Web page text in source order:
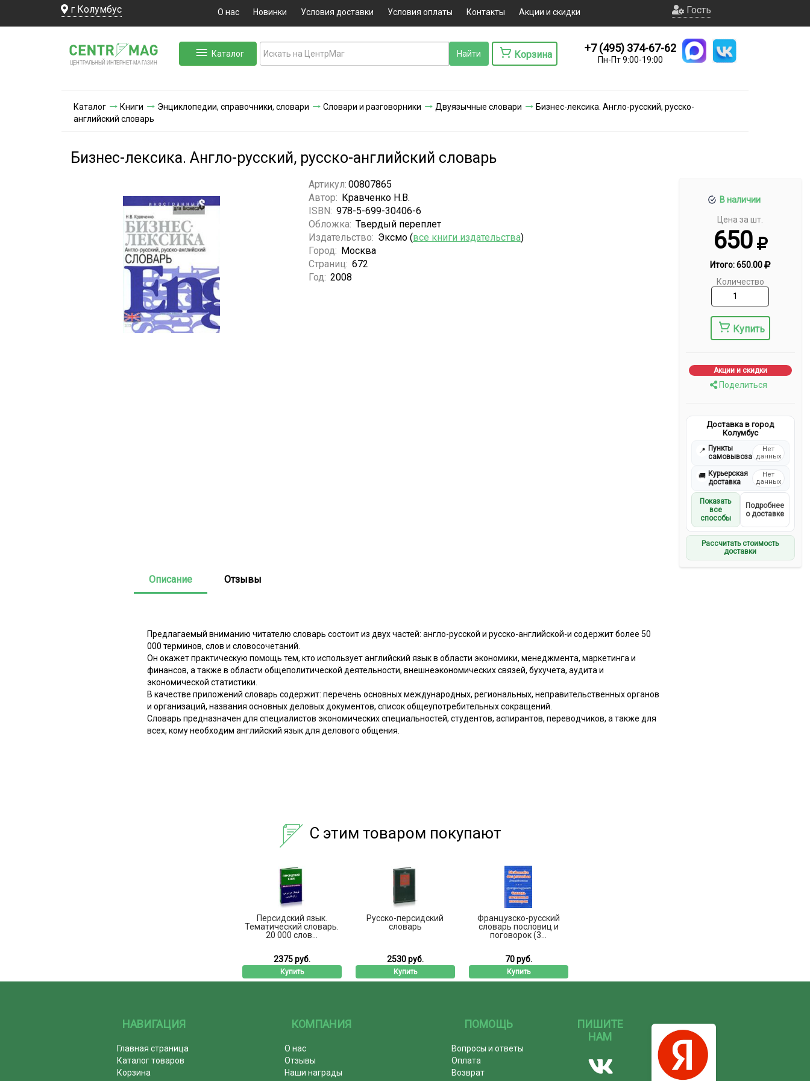
г Колумбус О нас Новинки Условия доставки Условия оплаты Контакты Акции и скидки Гость
ЦЕНТРАЛЬНЫЙ ИНТЕРНЕТ-МА ГАЗИН
Каталог Корзина
+7 (495) 374-67-62
Пн-Пт 9:00-19:00
Каталог Книги Энциклопедии, справочники, словари Словари и разговорники Двуязычные словари
Бизнес-лексика. Англо-русский, русско-
английский словарь
Бизнес-лексика. Англо-русский, русско-английский словарь
В наличии
Цена за шт.
650
Итого:650.00
Количество
Купить
Акции и скидки
Поделиться
Доставка в город
Колумбус
📍 Пункты
самовывоза
Нет
данных
🚚 Курьерская
доставка
Нет
данных
Показать
все
способы
Подробнее
о доставке
Рассчитать стоимость
доставки
Артикул: 00807865
Автор: Кравченко Н.В.
ISBN: 978-5-699-30406-6
Обложка: Твердый переплет
Издательство: Эксмо (все книги издательства)
Город: Москва
Страниц: 672
Год: 2008
Описание Отзывы
Предлагаемый вниманию читателю словарь состоит из двух частей: англо-русской и русско-английской-и содержит более 50
000 терминов, слов и словосочетаний.
Он окажет практическую помощь тем, кто использует английский язык в области экономики, менеджмента, маркетинга и
финансов, а также в области общеполитической деятельности, внешнеэкономических связей, бухучета, аудита и
экономической статистики.
В качестве приложений словарь содержит: перечень основных международных, региональных, неправительственных органов
и организаций, названия основных деловых документов, список общеупотребительных сокращений.
Словарь предназначен для специалистов экономических специальностей, студентов, аспирантов, переводчиков, а также для
всех, кому необходим английский язык для делового общения.
С этим товаром покупают
Персидский язык.
Тематический словарь.
20 000 слов...
2375 руб.
Купить
Русско-персидский
словарь
2530 руб.
Купить
Французско-русский
словарь пословиц и
поговорок (3...
70 руб.
Купить
НАВИГАЦИЯ
Главная страница
Каталог товаров
Корзина
КОМПАНИЯ
О нас
Отзывы
Наши награды
ПОМОЩЬ
Вопросы и ответы
Оплата
Возврат
ПИШИТЕ
НАМ